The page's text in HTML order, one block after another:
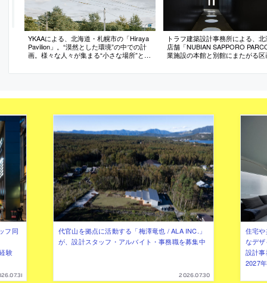
YKAAによる、北海道・札幌市の「Hiraya
Pavilion」。“漠然とした環境”の中での計
画。様々な人々が集まる“小さな場所”とし
も強い形式”を志向。地面に埋め込んだ“基
トラフ建築設計事務所による、
店舗「NUBIAN SAPPORO
業施設の本館と別館にまたがる区
ムを配置して、黒い壁面と円形の
現の導入も意図
フ同
験
代官山を拠点に活動する「梅澤竜也 / ALA INC.」
が、設計スタッフ・アルバイト・事務職を募集中
2026.07.30
住宅
なデ
設計
2027